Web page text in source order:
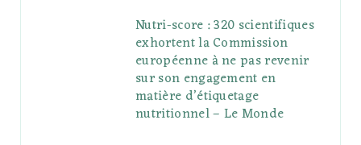
Nutri-score : 320 scientifiques
exhortent la Commission
européenne à ne pas revenir
sur son engagement en
matière d’étiquetage
nutritionnel – Le Monde